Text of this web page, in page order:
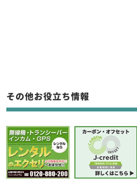
フリーワード入力(製品名等)
選択条件をリセ
その他お役立ち情報